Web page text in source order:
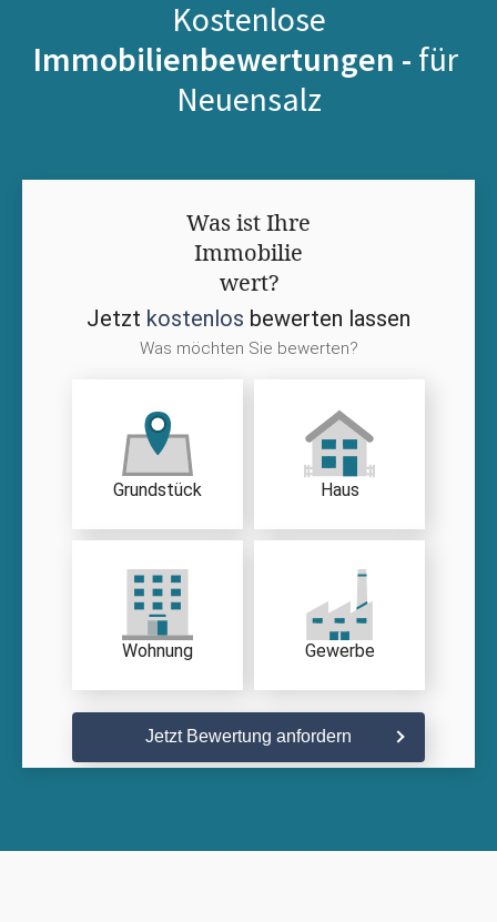
Kostenlose
Immobilienbewertungen - für
Neuensalz
Was ist Ihre
Immobilie
wert?
Jetzt kostenlos bewerten lassen
Was möchten Sie bewerten?
Grundstück Haus
Wohnung Gewerbe
Jetzt Bewertung anfordern